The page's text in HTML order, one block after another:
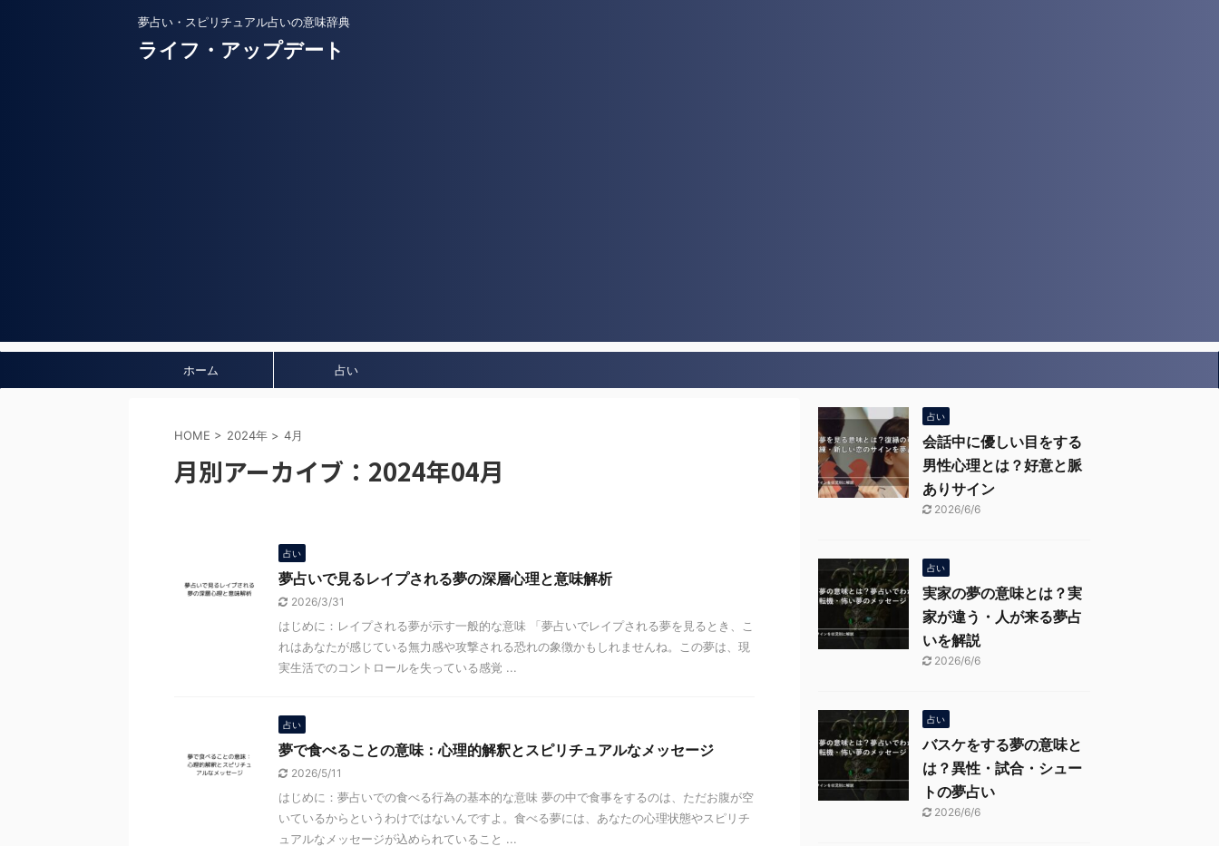
夢占い・スピリチュアル占いの意味辞典
ライフ・アップデート
ホーム 占い
HOME > 2024年 > 4月
月別アーカイブ：2024年04月
占い
夢占いで見るレイプされる夢の深層心理と意味解析
2026/3/31
はじめに：レイプされる夢が示す一般的な意味 「夢占いでレイプされる夢を見るとき、こ
れはあなたが感じている無力感や攻撃される恐れの象徴かもしれませんね。この夢は、現
実生活でのコントロールを失っている感覚 ...
占い
夢で食べることの意味：心理的解釈とスピリチュアルなメッセージ
2026/5/11
はじめに：夢占いでの食べる行為の基本的な意味 夢の中で食事をするのは、ただお腹が空
いているからというわけではないんですよ。食べる夢には、あなたの心理状態やスピリチ
ュアルなメッセージが込められていること ...
占い
会話中に優しい目をする
男性心理とは？好意と脈
ありサイン
2026/6/6
占い
実家の夢の意味とは？実
家が違う・人が来る夢占
いを解説
2026/6/6
占い
バスケをする夢の意味と
は？異性・試合・シュー
トの夢占い
2026/6/6